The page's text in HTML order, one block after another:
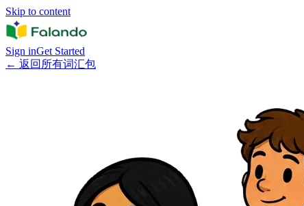
Skip to content
Sign inGet Started
← 返回所有词汇包